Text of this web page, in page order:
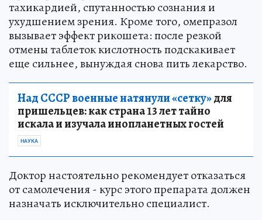
тахикардией, спутанностью сознания и
ухудшением зрения. Кроме того, омепразол
вызывает эффект рикошета: после резкой
отмены таблеток кислотность подскакивает
еще сильнее, вынуждая снова пить лекарство.
Над СССР военные натянули «сетку»для
пришельцев: как страна 13 лет тайно
искала и изучала инопланетных гостей
НАУКА
Доктор настоятельно рекомендует отказаться
от самолечения - курс этого препарата должен
назначать исключительно специалист.